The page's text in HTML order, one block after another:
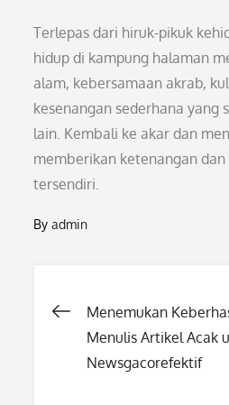
Terlepas dari hiruk-pikuk
hidup di kampung halaman
alam, kebersamaan akrab,
kesenangan sederhana
lain. Kembali ke akar dan
memberikan ketenangan
tersendiri.
Byadmin
Post
navigation
Menemukan
Menulis Artikel Acak
Newsgacorefektif